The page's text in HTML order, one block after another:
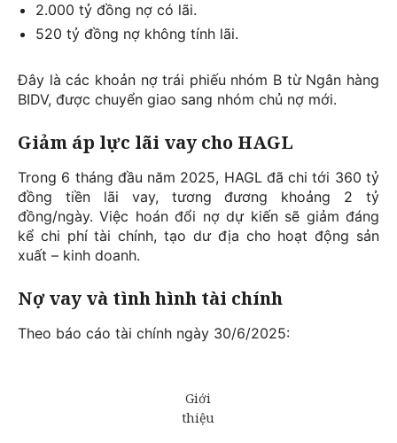
2.000 tỷ đồng nợ có lãi.
520 tỷ đồng nợ không tính lãi.
Đây là các khoản nợ trái phiếu nhóm B từ Ngân hàng
BIDV, được chuyển giao sang nhóm chủ nợ mới.
Giảm áp lực lãi vay cho HAGL
Trong 6 tháng đầu năm 2025, HAGL đã chi tới 360 tỷ
đồng tiền lãi vay, tương đương khoảng 2 tỷ
đồng/ngày. Việc hoán đổi nợ dự kiến sẽ giảm đáng
kể chi phí tài chính, tạo dư địa cho hoạt động sản
xuất – kinh doanh.
Nợ vay và tình hình tài chính
Theo báo cáo tài chính ngày 30/6/2025: